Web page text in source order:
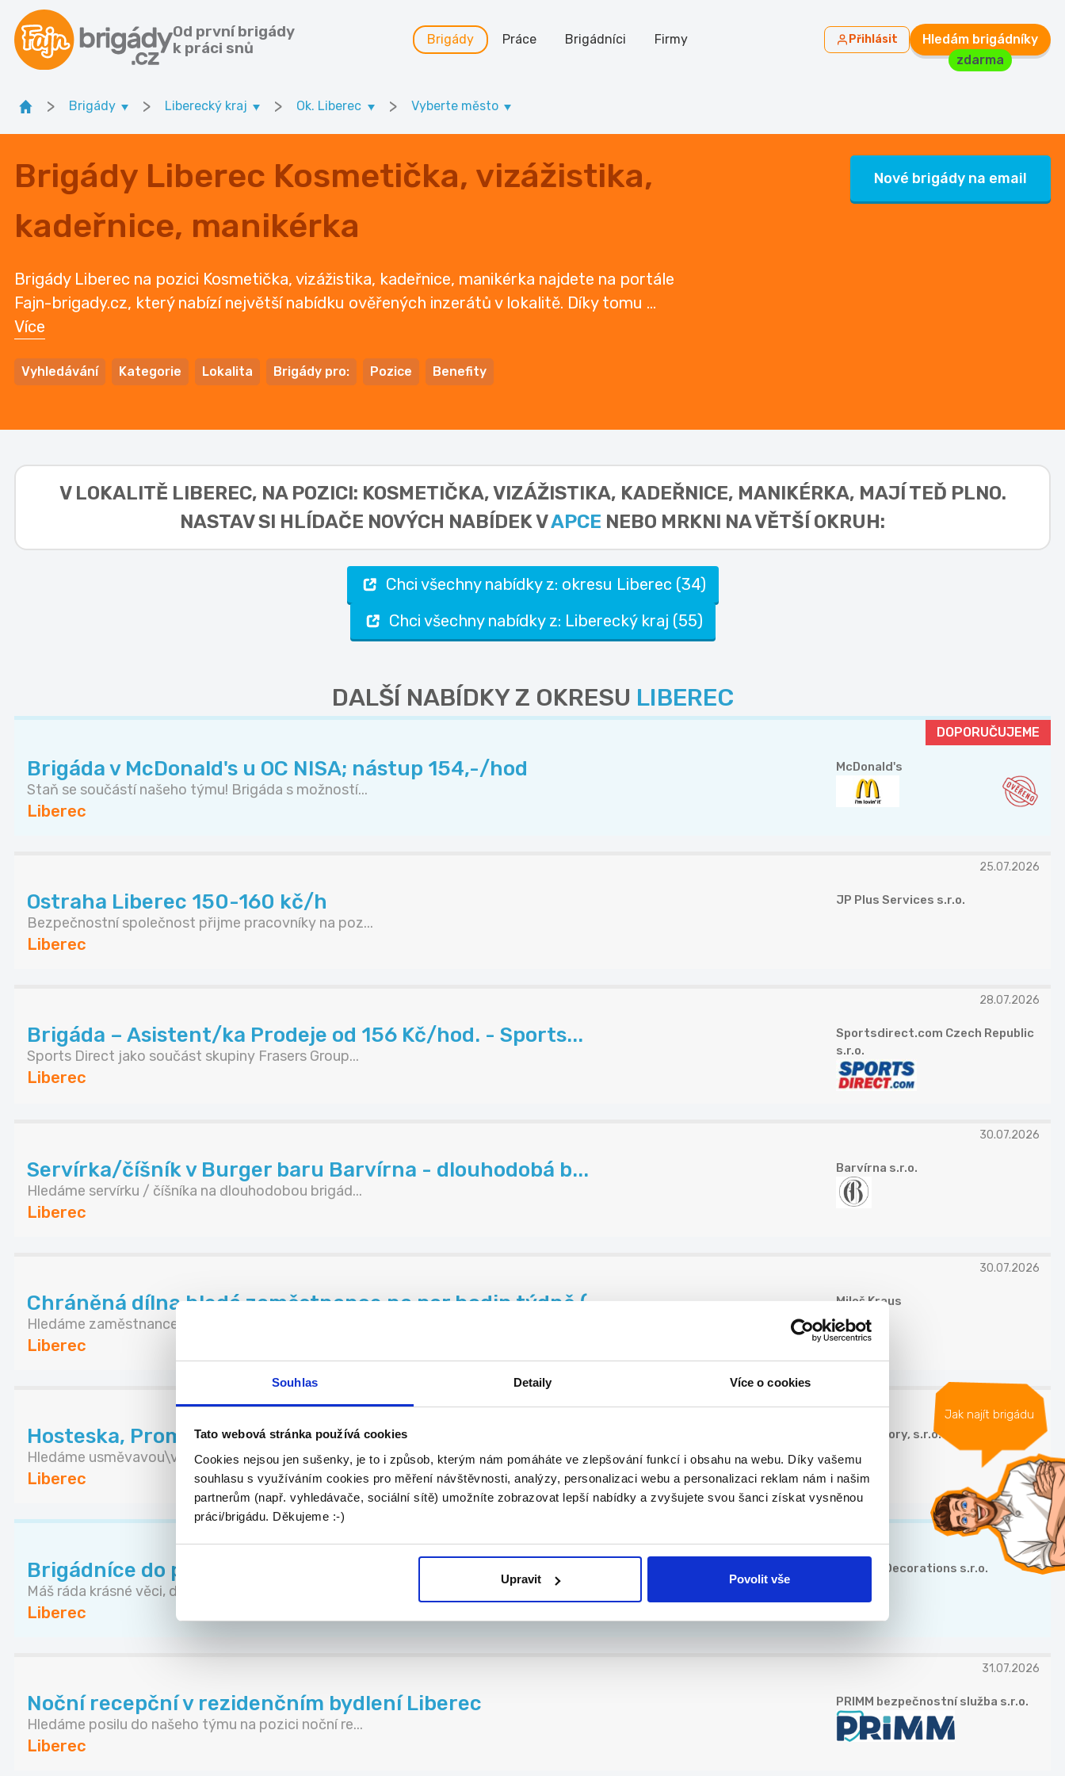
Souhlas Detaily Více o cookies
Tato webová stránka používá cookies
Cookies nejsou jen sušenky, je to i způsob, kterým nám pomáháte ve zlepšování funkcí i obsahu na webu. Díky vašemu
souhlasu s využíváním cookies pro měření návštěvnosti, analýzy, personalizaci webu a personalizaci reklam nám i našim
partnerům (např. vyhledávače, sociální sítě) umožníte zobrazovat lepší nabídky a zvyšujete svou šanci získat vysněnou
práci/brigádu. Děkujeme :-)
Upravit Povolit vše
Od první brigády
k práci snů
Brigády Práce Brigádníci Firmy Přihlásit
Hledám brigádníky
zdarma
Jak najít brigádu
> Brigády > Liberecký kraj > Ok. Liberec > Vyberte město
Brigády Liberec Kosmetička, vizážistika,
kadeřnice, manikérka
Brigády Liberec na pozici Kosmetička, vizážistika, kadeřnice, manikérka najdete na portále
Fajn-brigady.cz, který nabízí největší nabídku ověřených inzerátů v lokalitě. Díky tomu ...
Více
Vyhledávání Kategorie Lokalita Brigády pro: Pozice Benefity
Nové brigády na email
V LOKALITĚ LIBEREC, NA POZICI: KOSMETIČKA, VIZÁŽISTIKA, KADEŘNICE, MANIKÉRKA, MAJÍ TEĎ PLNO.
NASTAV SI HLÍDAČE NOVÝCH NABÍDEK VAPCE NEBO MRKNI NA VĚTŠÍ OKRUH:
Chci všechny nabídky z: okresu Liberec (34)
Chci všechny nabídky z: Liberecký kraj (55)
DALŠÍ NABÍDKY Z OKRESU LIBEREC
DOPORUČUJEME
Brigáda v McDonald's u OC NISA; nástup 154,-/hod
Staň se součástí našeho týmu! Brigáda s možností...
Liberec
McDonald's
25.07.2026
Ostraha Liberec 150-160 kč/h
Bezpečnostní společnost přijme pracovníky na poz...
Liberec
JP Plus Services s.r.o.
28.07.2026
Brigáda – Asistent/ka Prodeje od 156 Kč/hod. - Sports...
Sports Direct jako součást skupiny Frasers Group...
Liberec
Sportsdirect.com Czech Republic
s.r.o.
30.07.2026
Servírka/číšník v Burger baru Barvírna - dlouhodobá b...
Hledáme servírku / číšníka na dlouhodobou brigád...
Liberec
Barvírna s.r.o.
30.07.2026
Chráněná dílna hledá zaměstnance na par hodin týdně (...
Hledáme zaměstnance do chráněné dílny Hledáme...
Liberec
Miloš Kraus
Hosteska, Promotér 215-230kč + bonusy
Hledáme usměvavou\vého, reprezentativní\ho a kom...
Liberec
RH Advisory, s.r.o.
Brigádníce do prodejny Decor by Glassor (Liberec)
Máš ráda krásné věci, design a práci s lidmi? Hl...
Liberec
Glassor Decorations s.r.o.
31.07.2026
Noční recepční v rezidenčním bydlení Liberec
Hledáme posilu do našeho týmu na pozici noční re...
Liberec
PRIMM bezpečnostní služba s.r.o.